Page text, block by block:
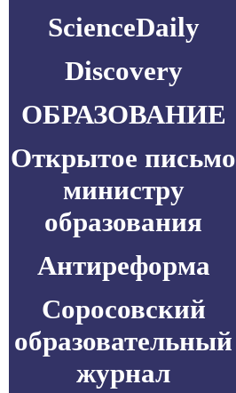
ScienceDaily
Discovery
ОБРАЗОВАНИЕ
Открытое письмо
министру
образования
Антиреформа
Соросовский
образовательный
журнал